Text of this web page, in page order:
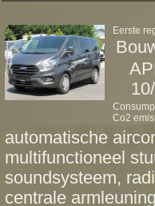
Eerste
Co2
automatische
multifunctioneel
soundsysteem,
centrale